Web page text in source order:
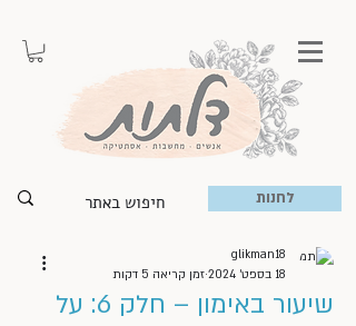
לחנות
שיעור באימון – חלק 6: על
glikman18
18 בספט׳ 2024
זמן קריאה 5 דקות